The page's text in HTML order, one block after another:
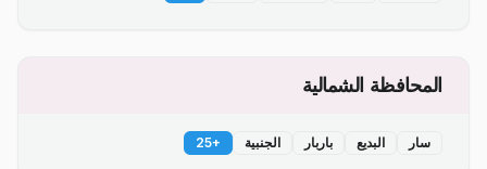
المحافظة الشمالية
سار البديع باربار الجنبية +
25